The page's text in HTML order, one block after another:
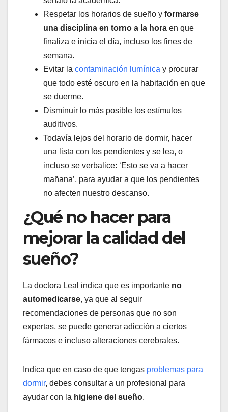
Respetar los horarios de sueño y formarse
una disciplina en torno a la hora en que
finaliza e inicia el día, incluso los fines de
semana.
Evitar la contaminación lumínica y procurar
que todo esté oscuro en la habitación en que
se duerme.
Disminuir lo más posible los estímulos
auditivos.
Todavía lejos del horario de dormir, hacer
una lista con los pendientes y se lea, o
incluso se verbalice: ‘Esto se va a hacer
mañana’, para ayudar a que los pendientes
no afecten nuestro descanso.
¿Qué no hacer para
mejorar la calidad del
sueño?
La doctora Leal indica que es importante no
automedicarse, ya que al seguir
recomendaciones de personas que no son
expertas, se puede generar adicción a ciertos
fármacos e incluso alteraciones cerebrales.
Indica que en caso de que tengas problemas para
dormir, debes consultar a un profesional para
ayudar con la higiene del sueño.